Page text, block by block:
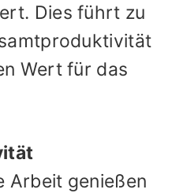
Dies führt zu
Wert für das
Arbeit genießen